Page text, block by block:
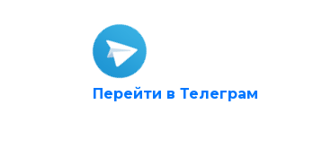
Перейти в Телеграм